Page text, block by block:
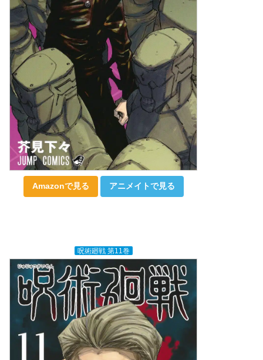
Amazonで見る アニメイトで見る
呪術廻戦 第11巻